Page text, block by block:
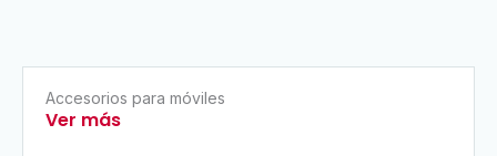
Accesorios para móviles
Ver más